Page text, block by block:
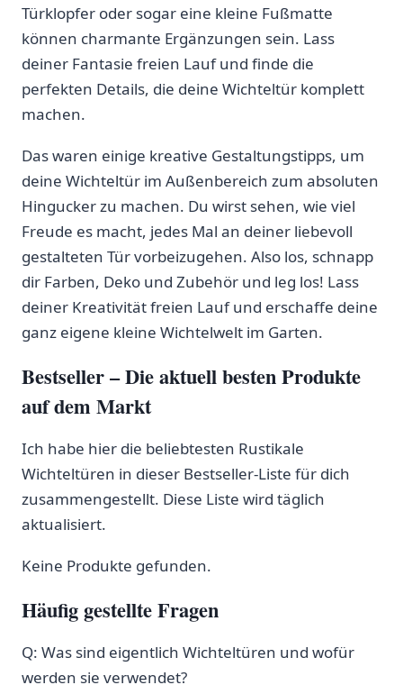
Türklopfer oder‌ sogar eine kleine Fußmatte
können charmante⁢ Ergänzungen sein. Lass
deiner Fantasie ​freien Lauf und finde die
⁤perfekten Details, die deine Wichteltür komplett
machen.
Das waren⁢ einige​ kreative Gestaltungstipps, um
deine Wichteltür⁢ im Außenbereich zum absoluten
Hingucker zu machen. Du wirst sehen, wie viel
Freude es macht, jedes Mal an deiner ⁤liebevoll
gestalteten Tür vorbeizugehen. Also los, schnapp
dir Farben, Deko ​und Zubehör und leg los! Lass
deiner Kreativität freien Lauf und erschaffe deine
ganz eigene kleine Wichtelwelt im⁤ Garten.
Bestseller – Die aktuell besten Produkte
auf dem Markt
​Ich habe hier die beliebtesten Rustikale
Wichteltüren in dieser Bestseller-Liste für dich⁢
zusammengestellt. Diese Liste wird ⁤täglich
aktualisiert. ⁤
Keine Produkte gefunden.
Häufig gestellte Fragen
Q:​ Was sind eigentlich Wichteltüren‌ und wofür
werden sie verwendet?